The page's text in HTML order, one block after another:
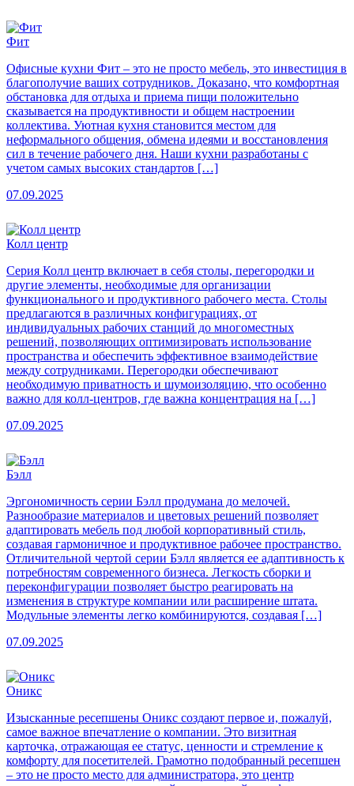
Фит
Офисные кухни Фит – это не просто мебель, это инвестиция в
благополучие ваших сотрудников. Доказано, что комфортная
обстановка для отдыха и приема пищи положительно
сказывается на продуктивности и общем настроении
коллектива. Уютная кухня становится местом для
неформального общения, обмена идеями и восстановления
сил в течение рабочего дня. Наши кухни разработаны с
учетом самых высоких стандартов […]
07.09.2025
Колл центр
Серия Колл центр включает в себя столы, перегородки и
другие элементы, необходимые для организации
функционального и продуктивного рабочего места. Столы
предлагаются в различных конфигурациях, от
индивидуальных рабочих станций до многоместных
решений, позволяющих оптимизировать использование
пространства и обеспечить эффективное взаимодействие
между сотрудниками. Перегородки обеспечивают
необходимую приватность и шумоизоляцию, что особенно
важно для колл-центров, где важна концентрация на […]
07.09.2025
Бэлл
Эргономичность серии Бэлл продумана до мелочей.
Разнообразие материалов и цветовых решений позволяет
адаптировать мебель под любой корпоративный стиль,
создавая гармоничное и продуктивное рабочее пространство.
Отличительной чертой серии Бэлл является ее адаптивность к
потребностям современного бизнеса. Легкость сборки и
переконфигурации позволяет быстро реагировать на
изменения в структуре компании или расширение штата.
Модульные элементы легко комбинируются, создавая […]
07.09.2025
Оникс
Изысканные ресепшены Оникс создают первое и, пожалуй,
самое важное впечатление о компании. Это визитная
карточка, отражающая ее статус, ценности и стремление к
комфорту для посетителей. Грамотно подобранный ресепшен
– это не просто место для администратора, это центр